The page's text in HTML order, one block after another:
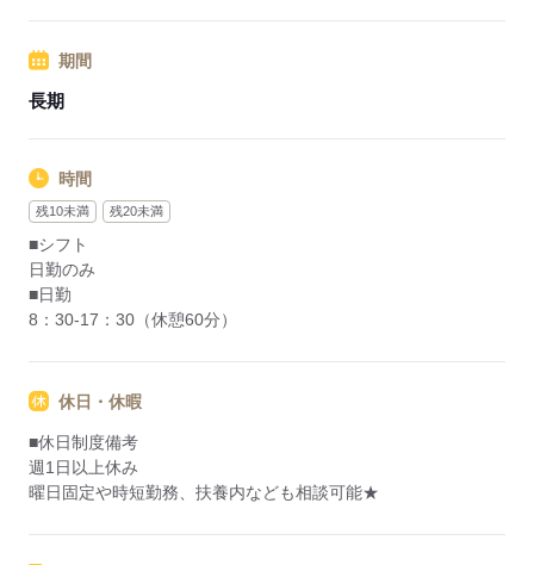
期間
長期
時間
残10未満 残20未満
■シフト
日勤のみ
■日勤
8：30-17：30（休憩60分）
休日・休暇
■休日制度備考
週1日以上休み
曜日固定や時短勤務、扶養内なども相談可能★